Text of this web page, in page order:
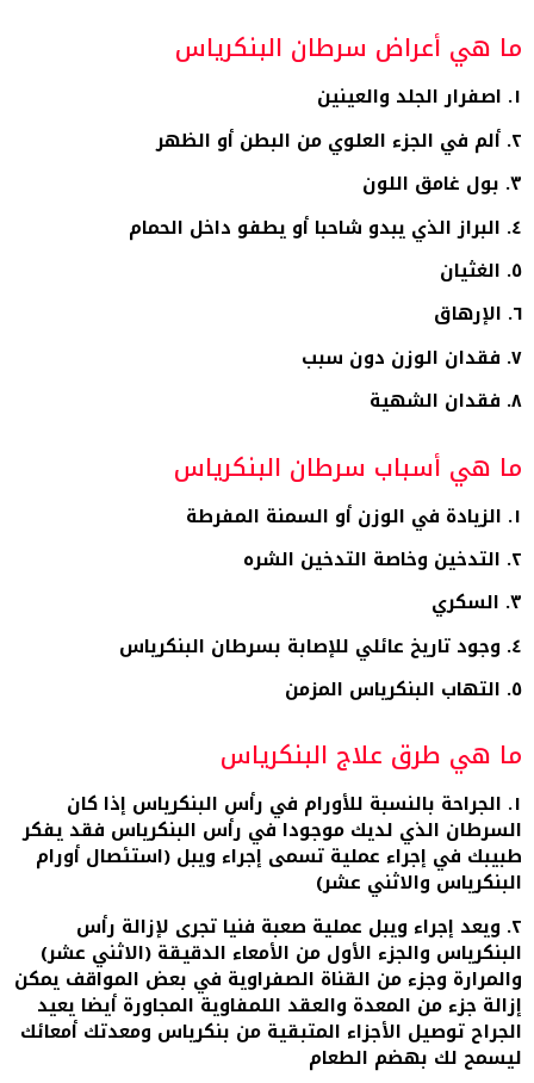
ما هي أعراض سرطان البنكرياس
١. اصفرار الجلد والعينين
٢. ألم في الجزء العلوي من البطن أو الظهر
٣. بول غامق اللون
٤. البراز الذي يبدو شاحبا أو يطفو داخل الحمام
٥. الغثيان
٦. الإرهاق
٧. فقدان الوزن دون سبب
٨. فقدان الشهية
ما هي أسباب سرطان البنكرياس
١. الزيادة في الوزن أو السمنة المفرطة
٢. التدخين وخاصة التدخين الشره
٣. السكري
٤. وجود تاريخ عائلي للإصابة بسرطان البنكرياس
٥. التهاب البنكرياس المزمن
ما هي طرق علاج البنكرياس
١. الجراحة بالنسبة للأورام في رأس البنكرياس إذا كان
السرطان الذي لديك موجودا في رأس البنكرياس فقد يفكر
طبيبك في إجراء عملية تسمى إجراء ويبل (استئصال أورام
البنكرياس والاثني عشر)
٢. ويعد إجراء ويبل عملية صعبة فنيا تجرى لإزالة رأس
البنكرياس والجزء الأول من الأمعاء الدقيقة (الاثني عشر)
والمرارة وجزء من القناة الصفراوية في بعض المواقف يمكن
إزالة جزء من المعدة والعقد اللمفاوية المجاورة أيضا يعيد
الجراح توصيل الأجزاء المتبقية من بنكرياس ومعدتك أمعائك
ليسمح لك بهضم الطعام